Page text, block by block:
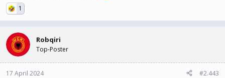
1
Robqiri
Top-Poster
17 April 2024 #2.443